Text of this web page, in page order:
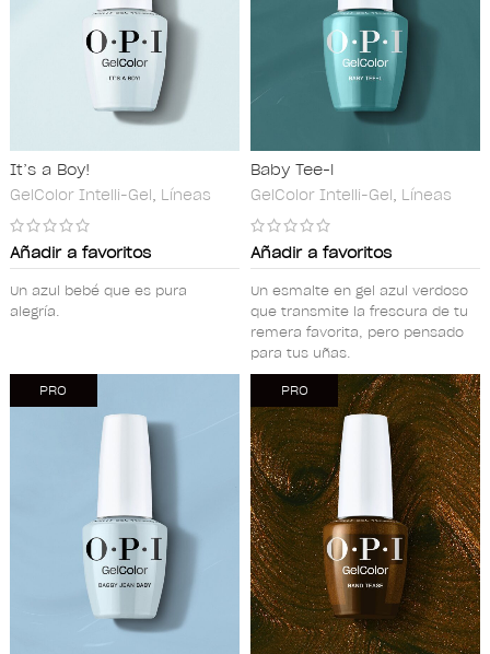
It’s a Boy!
GelColor Intelli-Gel, Líneas
Añadir a favoritos
Un azul bebé que es pura
alegría.
Baby Tee-l
GelColor Intelli-Gel, Líneas
Añadir a favoritos
Un esmalte en gel azul verdoso
que transmite la frescura de tu
remera favorita, pero pensado
para tus uñas.
PRO PRO